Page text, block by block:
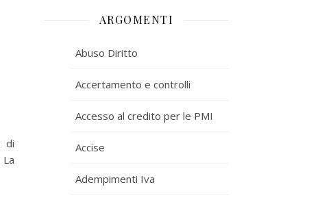
di
ARGOMENTI
Abuso Diritto
Accertamento e controlli
Accesso al credito per le PMI
Accise
Adempimenti Iva